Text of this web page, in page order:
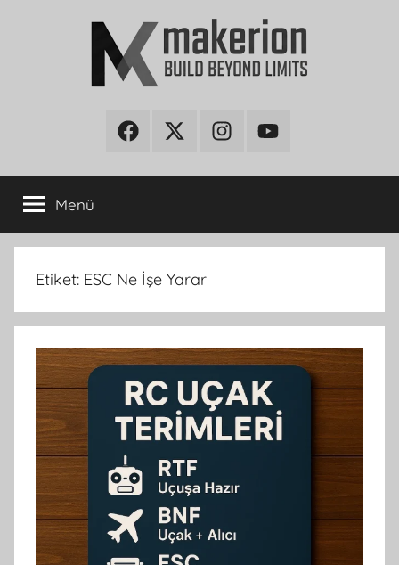
makerionFacebookTwitter InstagramYoutube
Menü
Etiket: ESC Ne İşe Yarar